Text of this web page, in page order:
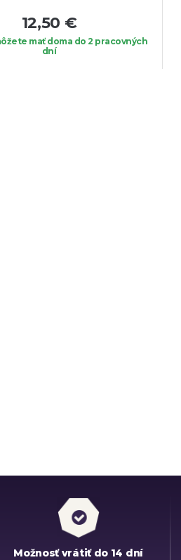
oblečenia.
12,50 €
mať doma do 2 pracovných
dní
Možnosť vrátiť do 14 dní